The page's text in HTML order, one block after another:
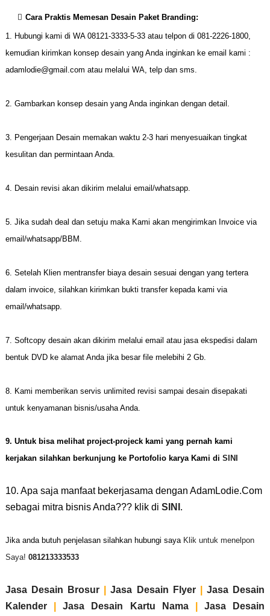
Cara Praktis Memesan Desain Paket Branding:
1. Hubungi kami di WA 08121-3333-5-33 atau telpon di 081-2226-1800,
kemudian kirimkan konsep desain yang Anda inginkan ke email kami :
adamlodie@gmail.com atau melalui WA, telp dan sms.
2. Gambarkan konsep desain yang Anda inginkan dengan detail.
3. Pengerjaan Desain memakan waktu 2-3hari menyesuaikan tingkat
kesulitan dan permintaan Anda.
4. Desain revisi akan dikirim melalui email/whatsapp.
5. Jika sudah deal dan setuju maka Kami akan mengirimkan Invoice via
email/whatsapp/BBM.
6. Setelah Klien mentransfer biaya desain sesuai dengan yang tertera
dalam invoice, silahkan kirimkan bukti transfer kepada kami via
email/whatsapp.
7. Softcopy desain akan dikirim melalui email atau jasa ekspedisi dalam
bentuk DVD ke alamat Anda jika besar file melebihi 2 Gb.
8. Kami memberikan servis unlimited revisi sampai desain disepakati
untuk kenyamanan bisnis/usaha Anda.
9. Untuk bisa melihat project-projeck kami yang pernah kami
kerjakansilahkan berkunjung ke Portofolio karyaKami di SINI
10. Apa saja manfaat bekerjasama dengan AdamLodie.Com
sebagai mitra bisnis Anda??? klik di SINI .
Jika anda butuh penjelasan silahkan hubungi saya Klik untuk menelpon
Saya! 081213333533
Jasa Desain Brosur |Jasa Desain Flyer| Jasa Desain
Kalender|Jasa Desain Kartu Nama| Jasa Desain